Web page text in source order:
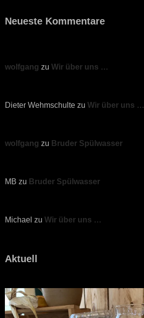
Neueste Kommentare
wolfgang zu Wir über uns …
Dieter Wehmschulte zu Wir über uns …
wolfgang zu Bruder Spülwasser
MB zu Bruder Spülwasser
Michael zu Wir über uns …
Aktuell